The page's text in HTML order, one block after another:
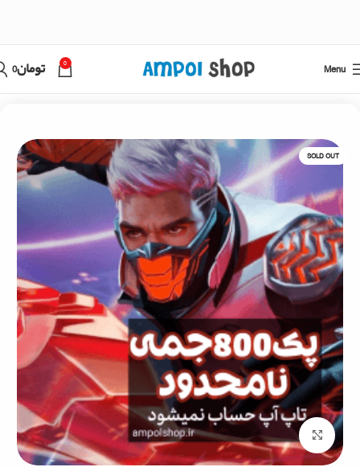
Menu
0 تومان0
SOLD OUT
Click to enlarge